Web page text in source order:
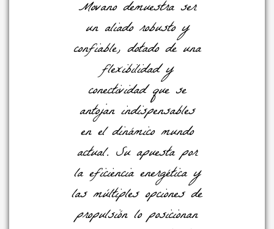
Movano demuestra ser
un aliado robusto y
confiable, dotado de una
flexibilidad y
conectividad que se
antojan indispensables
en el dinámico mundo
actual. Su apuesta por
la eficiencia energética y
las múltiples opciones de
propulsión lo posicionan